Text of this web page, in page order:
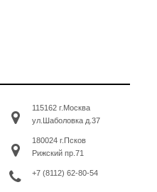
115162 г.Москва
ул.Шаболовка д.37
180024 г.Псков
Рижский пр.71
+7 (8112) 62-80-54